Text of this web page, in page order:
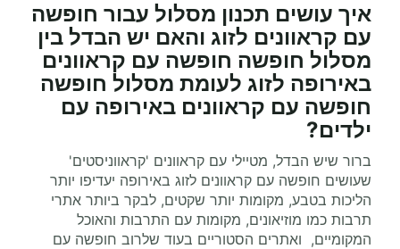
איך עושים תכנון מסלול עבור חופשה
עם קראוונים לזוג והאם יש הבדל בין
מסלול חופשה חופשה עם קראוונים
באירופה לזוג לעומת מסלול חופשה
חופשה עם קראוונים באירופה עם
ילדים?
ברור שיש הבדל, מטיילי עם קראוונים 'קראווניסטים'
שעושים חופשה עם קראוונים לזוג באירופה יעדיפו יותר
הליכות בטבע, מקומות יותר שקטים, לבקר ביותר אתרי
תרבות כמו מוזיאונים, מקומות עם התרבות והאוכל
המקומיים, ואתרים הסטוריים בעוד שלרוב חופשה עם